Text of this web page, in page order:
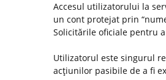
Accesul utilizatorului la
un cont protejat prin
Solicitările oficiale pentru
Utilizatorul este singurul
acţiunilor pasibile de a fi